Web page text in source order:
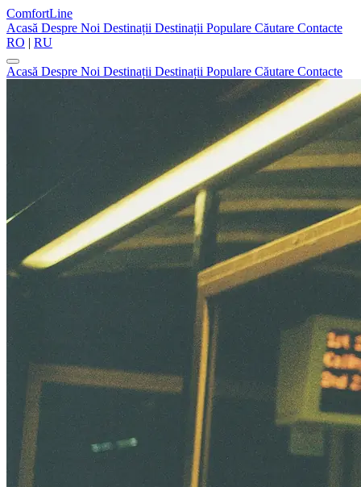
ComfortLine
Acasă Despre Noi Destinații Destinații Populare Căutare Contacte
RO | RU
Acasă Despre Noi Destinații Destinații Populare Căutare Contacte